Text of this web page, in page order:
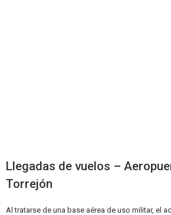
Llegadas de vuelos –
Torrejón
Al tratarse de una base aérea de uso militar, el